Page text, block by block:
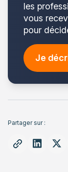
les
vous
pour
Je
Partager sur :